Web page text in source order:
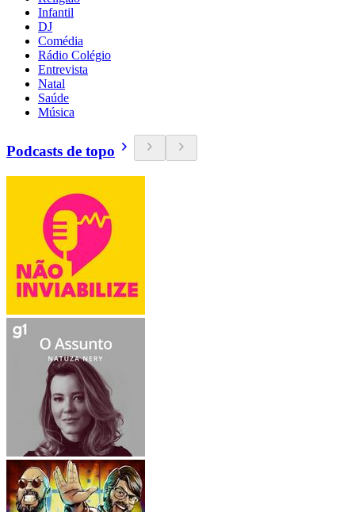
Infantil
DJ
Comédia
Rádio Colégio
Entrevista
Natal
Saúde
Música
Podcasts de topo